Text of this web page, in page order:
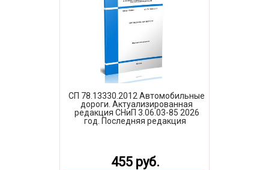
СП 78.13330.2012 Автомобильные
дороги. Актуализированная
редакция СНиП 3.06.03-85 2026
год. Последняя редакция
455 руб.